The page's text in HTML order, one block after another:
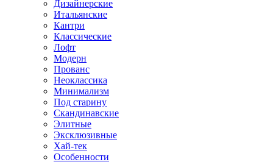
Дизайнерские
Итальянские
Кантри
Классические
Лофт
Модерн
Прованс
Неоклассика
Минимализм
Под старину
Скандинавские
Элитные
Эксклюзивные
Хай-тек
Особенности